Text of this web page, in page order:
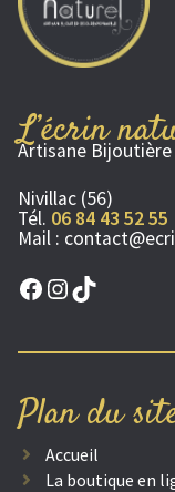
L’écrin
Artisane Bijoutière
Nivillac (56)
Tél. 06 84 43 52 55
Mail :
Facebook
Instagram
TikTok
Plan du
Accueil
La boutique en